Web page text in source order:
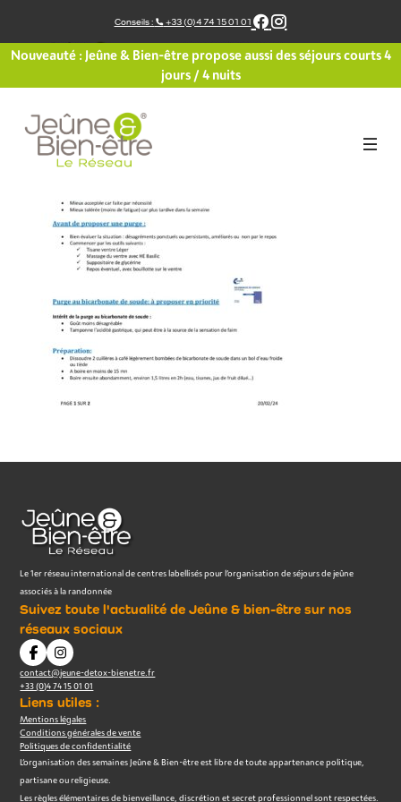
contenu
Conseils : +33 (0)4 74 15 01 01
Nouveauté : Jeûne & Bien-être propose aussi des séjours courts 4
jours / 4 nuits
Le 1er réseau international de centres labellisés pour l’organisation de séjours de jeûne
associés à la randonnée
Suivez toute l'actualité de Jeûne & bien-être sur nos
réseaux sociaux
contact@jeune-detox-bienetre.fr
+33 (0)4 74 15 01 01
Liens utiles :
Mentions légales
Conditions générales de vente
Politiques de confidentialité
L’organisation des semaines Jeûne & Bien-être est libre de toute appartenance politique,
partisane ou religieuse.
Les règles élémentaires de bienveillance, discrétion et secret professionnel sont respectées.